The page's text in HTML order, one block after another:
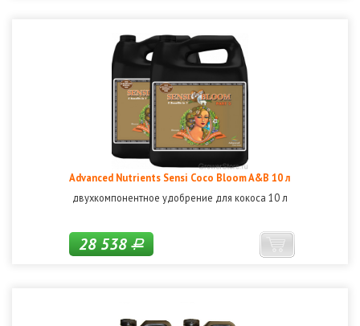
Advanced Nutrients Sensi Coco Bloom A&B 10 л
двухкомпонентное удобрение для кокоса 10 л
28 538Р